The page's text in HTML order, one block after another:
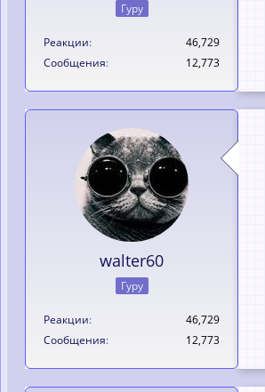
Гуру
Реакции
46,729
Сообщения
12,773
walter60
Гуру
Реакции
46,729
Сообщения
12,773